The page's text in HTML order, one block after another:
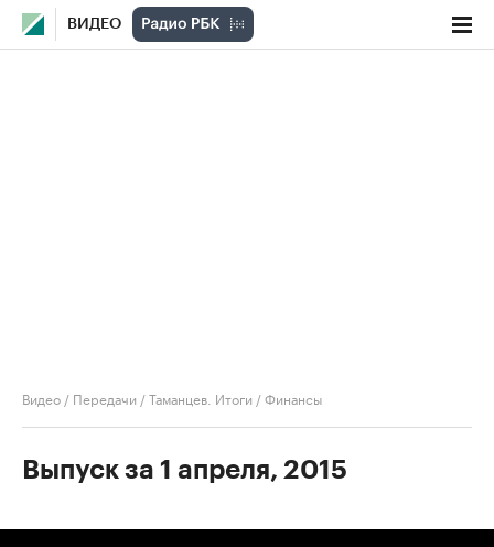
ВИДЕО
Видео / Передачи /Таманцев. Итоги /Финансы
Выпуск за 1 апреля, 2015